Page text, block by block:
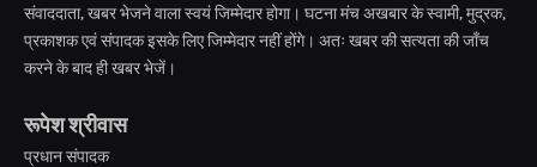
संवाददाता, खबर भेजने वाला स्वयं जिम्मेदार होगा। घटना मंच अखबार के स्वामी, मुद्रक,
प्रकाशक एवं संपादक इसके लिए जिम्मेदार नहीं होंगे। अतः खबर की सत्यता की जाँच
करने के बाद ही खबर भेजें।
रूपेश श्रीवास
प्रधान संपादक